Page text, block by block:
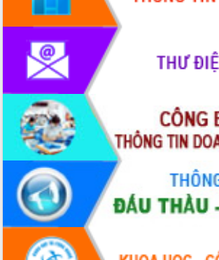
HĐND tỉnh thông qua điều chỉnh Quy
hoạch tỉnh thời kỳ 2021-2030
Hội thảo góp ý hồ sơ điều chỉnh quy
hoạch tỉnh Đắk Lắk thời kỳ 2021-2030,
tầm nhìn đến năm 2050
Nâng cao hiệu quả hoạt động của các
doanh nghiệp nhà nước
Hội nghị triển khai kết nối mạng
truyền số liệu chuyên dùng phục vụ cơ
quan Đảng, Nhà nước
Lễ phát động chuỗi hoạt động chung
tay làm sạch môi trường
Xã Ea Kar bước chuyển mình trong
công tác cải cách hành chính mô hình
mới
UBND tỉnh họp báo định kỳ tháng 4
năm 2026